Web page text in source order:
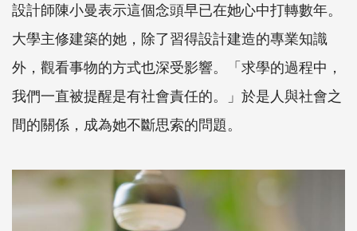
設計師陳小曼表示這個念頭早已在她心中打轉數年。
大學主修建築的她，除了習得設計建造的專業知識
外，觀看事物的方式也深受影響。「求學的過程中，
我們一直被提醒是有社會責任的。」於是人與社會之
間的關係，成為她不斷思索的問題。